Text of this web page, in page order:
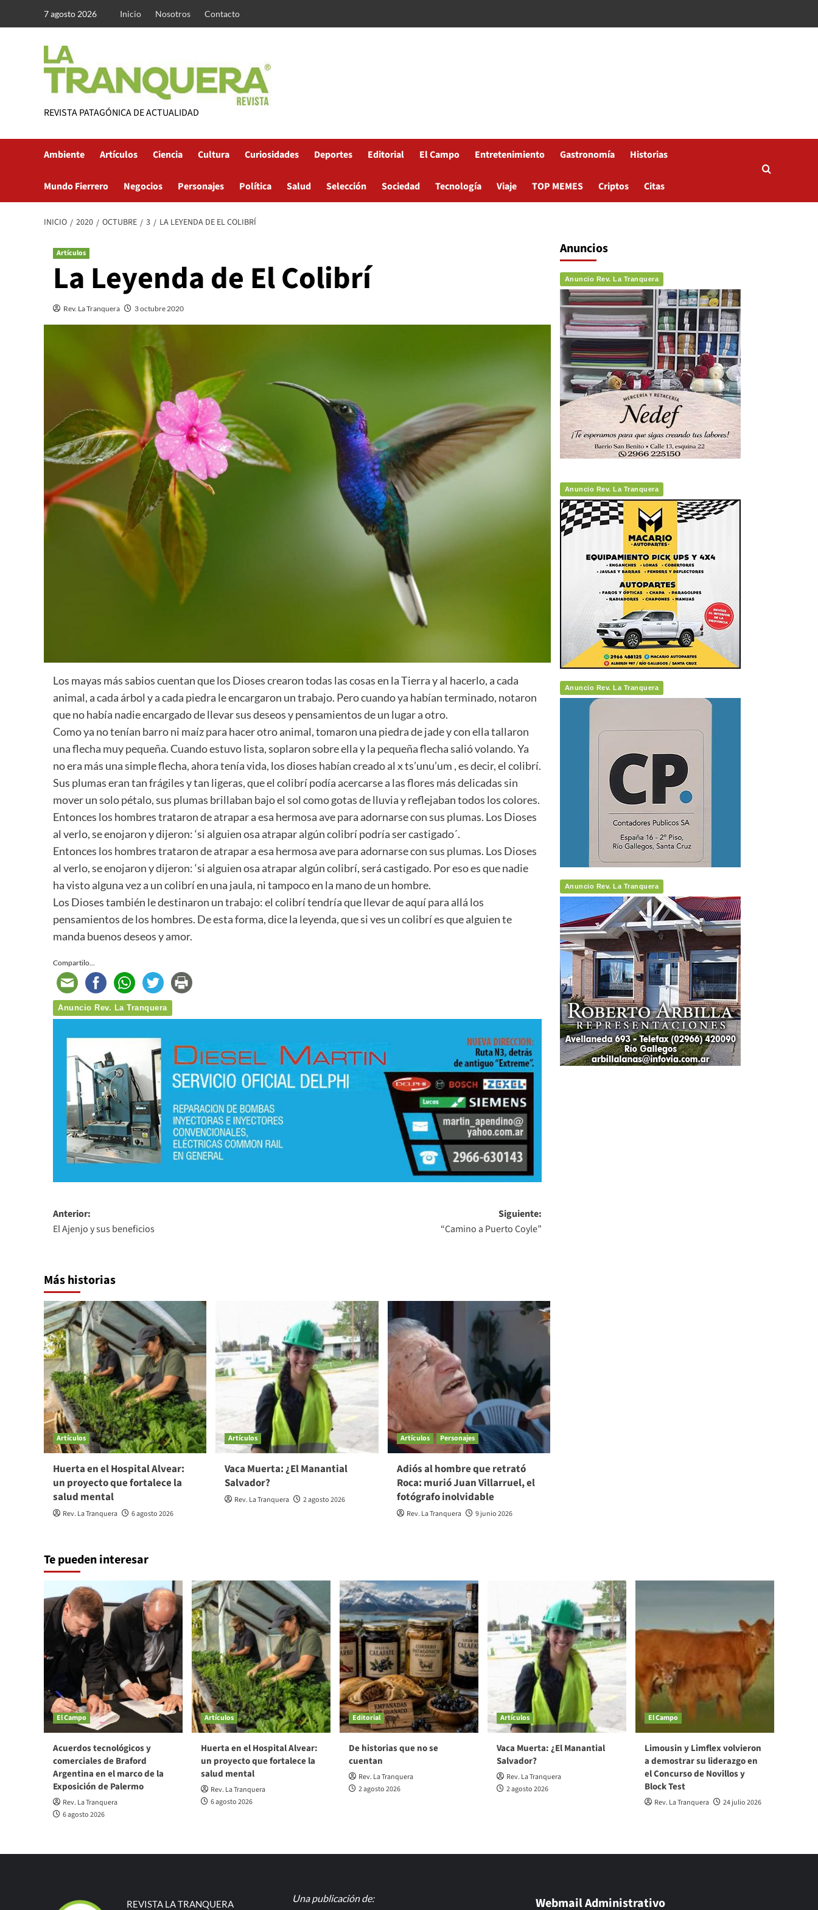
7 agosto 2026 Inicio Nosotros Contacto
REVISTA PATAGÓNICA DE ACTUALIDAD
Ambiente Artículos Ciencia Cultura Curiosidades Deportes Editorial El Campo Entretenimiento Gastronomía Historias
Mundo Fierrero Negocios Personajes Política Salud Selección Sociedad Tecnología Viaje TOP MEMES Criptos Citas
INICIO 2020 OCTUBRE 3 LA LEYENDA DE EL COLIBRÍ
Artículos
La Leyenda de El Colibrí
Rev. La Tranquera 3 octubre 2020
Los mayas más sabios cuentan que los Dioses crearon todas las cosas en la Tierra y al hacerlo, a cada
animal, a cada árbol y a cada piedra le encargaron un trabajo. Pero cuando ya habían terminado, notaron
que no había nadie encargado de llevar sus deseos y pensamientos de un lugar a otro.
Como ya no tenían barro ni maíz para hacer otro animal, tomaron una piedra de jade y con ella tallaron
una flecha muy pequeña. Cuando estuvo lista, soplaron sobre ella y la pequeña flecha salió volando. Ya
no era más una simple flecha, ahora tenía vida, los dioses habían creado al x ts’unu’um , es decir, el colibrí.
Sus plumas eran tan frágiles y tan ligeras, que el colibrí podía acercarse a las flores más delicadas sin
mover un solo pétalo, sus plumas brillaban bajo el sol como gotas de lluvia y reflejaban todos los colores.
Entonces los hombres trataron de atrapar a esa hermosa ave para adornarse con sus plumas. Los Dioses
al verlo, se enojaron y dijeron: ‘si alguien osa atrapar algún colibrí podría ser castigado´.
Entonces los hombres trataron de atrapar a esa hermosa ave para adornarse con sus plumas. Los Dioses
al verlo, se enojaron y dijeron: ‘si alguien osa atrapar algún colibrí, será castigado. Por eso es que nadie
ha visto alguna vez a un colibrí en una jaula, ni tampoco en la mano de un hombre.
Los Dioses también le destinaron un trabajo: el colibrí tendría que llevar de aquí para allá los
pensamientos de los hombres. De esta forma, dice la leyenda, que si ves un colibrí es que alguien te
manda buenos deseos y amor.
Compartilo...
Anuncio Rev. La Tranquera
Navegación
de
Anterior:
El Ajenjo y sus beneficios
Siguiente:
“Camino a Puerto Coyle”
Más historias
Artículos
Huerta en el Hospital Alvear:
un proyecto que fortalece la
salud mental
Rev. La Tranquera 6 agosto 2026
Artículos
Vaca Muerta: ¿El Manantial
Salvador?
Rev. La Tranquera 2 agosto 2026
Artículos Personajes
Adiós al hombre que retrató
Roca: murió Juan Villarruel, el
fotógrafo inolvidable
Rev. La Tranquera 9 junio 2026
Anuncios
Anuncio Rev. La Tranquera
Anuncio Rev. La Tranquera
Anuncio Rev. La Tranquera
Anuncio Rev. La Tranquera
Te pueden interesar
El Campo
Acuerdos tecnológicos y
comerciales de Braford
Argentina en el marco de la
Exposición de Palermo
Rev. La Tranquera
6 agosto 2026
Artículos
Huerta en el Hospital Alvear:
un proyecto que fortalece la
salud mental
Rev. La Tranquera
6 agosto 2026
Editorial
De historias que no se
cuentan
Rev. La Tranquera
2 agosto 2026
Artículos
Vaca Muerta: ¿El Manantial
Salvador?
Rev. La Tranquera
2 agosto 2026
El Campo
Limousin y Limflex volvieron
a demostrar su liderazgo en
el Concurso de Novillos y
Block Test
Rev. La Tranquera 24 julio 2026
REVISTA LA TRANQUERA Una publicación de: Webmail Administrativo